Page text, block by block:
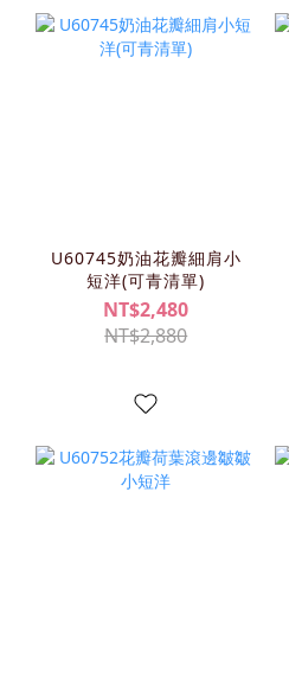
U60745奶油花瓣細肩小
短洋(可青清單)
NT$2,480
NT$2,880